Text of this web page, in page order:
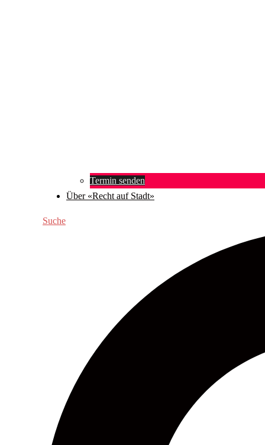
Termin senden
Über «Recht auf Stadt»
Suche